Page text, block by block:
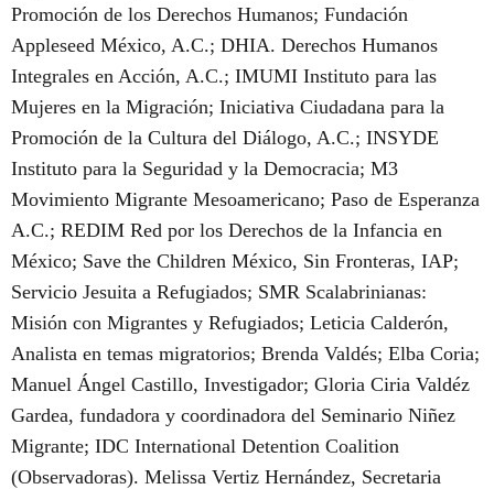
Promoción de los Derechos Humanos; Fundación
Appleseed México, A.C.; DHIA. Derechos Humanos
Integrales en Acción, A.C.; IMUMI Instituto para las
Mujeres en la Migración; Iniciativa Ciudadana para la
Promoción de la Cultura del Diálogo, A.C.; INSYDE
Instituto para la Seguridad y la Democracia; M3
Movimiento Migrante Mesoamericano; Paso de Esperanza
A.C.; REDIM Red por los Derechos de la Infancia en
México; Save the Children México, Sin Fronteras, IAP;
Servicio Jesuita a Refugiados; SMR Scalabrinianas:
Misión con Migrantes y Refugiados; Leticia Calderón,
Analista en temas migratorios; Brenda Valdés; Elba Coria;
Manuel Ángel Castillo, Investigador; Gloria Ciria Valdéz
Gardea, fundadora y coordinadora del Seminario Niñez
Migrante; IDC International Detention Coalition
(Observadoras). Melissa Vertiz Hernández, Secretaria